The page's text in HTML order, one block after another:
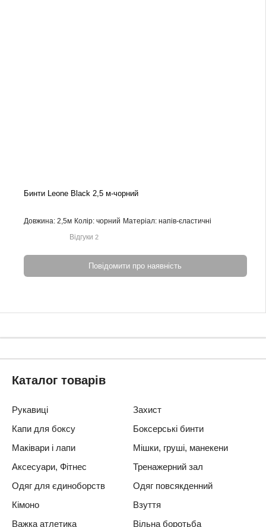
Бинти Leone Black 2,5 м-чорний
Довжина: 2,5м Колір: чорний Матеріал: напів-єластичні
Відгуки2
Повідомити про наявність
Каталог товарів
Рукавиці
Захист
Капи для боксу
Боксерські бинти
Маківари і лапи
Мішки, груші, манекени
Аксесуари, Фітнес
Тренажерний зал
Одяг для єдиноборств
Одяг повсякденний
Кімоно
Взуття
Важка атлетика
Вільна боротьба